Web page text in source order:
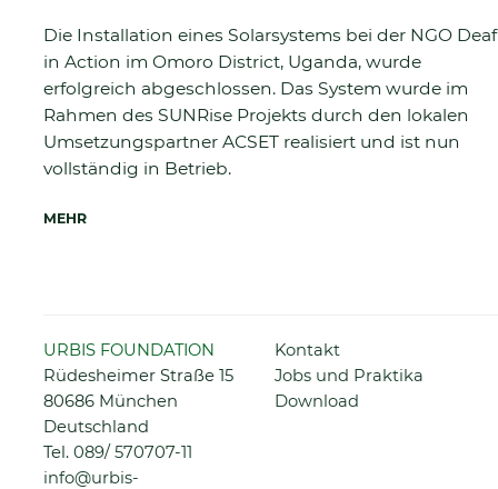
Die Installation eines Solarsystems bei der NGO Deaf
in Action im Omoro District, Uganda, wurde
erfolgreich abgeschlossen. Das System wurde im
Rahmen des SUNRise Projekts durch den lokalen
Umsetzungspartner ACSET realisiert und ist nun
vollständig in Betrieb.
MEHR
URBIS FOUNDATION
Rüdesheimer Straße 15
80686 München
Deutschland
Tel.089/ 570707-11
info@urbis-
Navigation
überspringen
Kontakt
Jobs und Praktika
Download